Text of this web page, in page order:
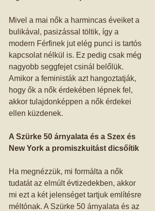
Mivel a mai nők a harmincas éveiket a
bulikával, pasizással töltik, így a
modern Férfinek jut elég punci is tartós
kapcsolat nélkül is. Ez pedig csak még
nagyobb seggfejet csinál belőlük.
Amikor a feministák azt hangoztatják,
hogy ők a nők érdekében lépnek fel,
akkor tulajdonképpen a nők érdekei
ellen küzdenek.
A Szürke 50 árnyalata és a Szex és
New York a promiszkuitást dicsőítik
Ha megnézzük, mi formálta a nők
tudatát az elmúlt évtizedekben, akkor
mi ezt a két jelenséget tartjuk említésre
méltónak. A Szürke 50 árnyalata és az